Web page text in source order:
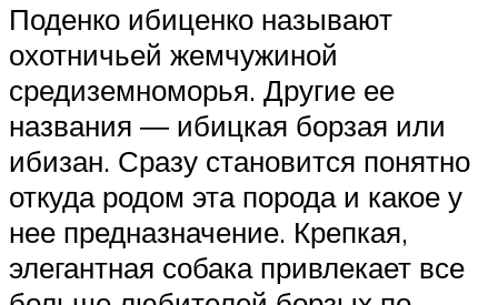
Поденко ибиценко называют
охотничьей жемчужиной
средиземноморья. Другие ее
названия ― ибицкая борзая или
ибизан. Сразу становится понятно
откуда родом эта порода и какое у
нее предназначение. Крепкая,
элегантная собака привлекает все